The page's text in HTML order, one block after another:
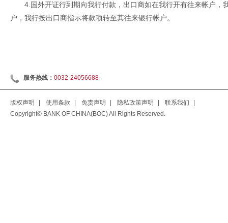
4.国外开证行到期向我行付款，出口商如在我行开有往来帐户，
户，我行按出口商指示将款项转至其往来银行帐户。
服务热线： 0032-24056688
版权声明 使用条款 免责声明 隐私政策声明 联系我们
Copyright© BANK OF CHINA(BOC) All Rights Reserved.